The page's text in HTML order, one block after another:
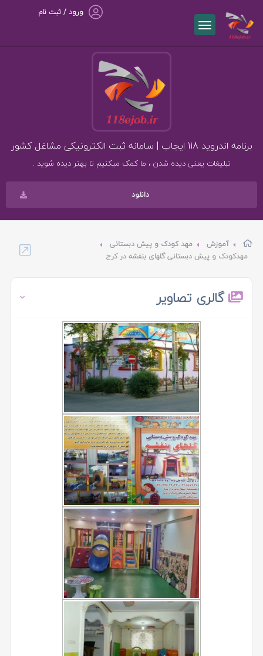
ورود / ثبت نام
برنامه اندروید 118 ایجاب | سامانه ثبت الکترونیکی مشاغل کشور
تبلیغات یعنی دیده شدن ، ما کمک میکنیم تا بهتر دیده شوید .
دانلود
آموزش
مهد کودک و پیش دبستانی
مهدکودک و پیش دبستانی گلهای بنفشه در کرج
گالری تصاویر